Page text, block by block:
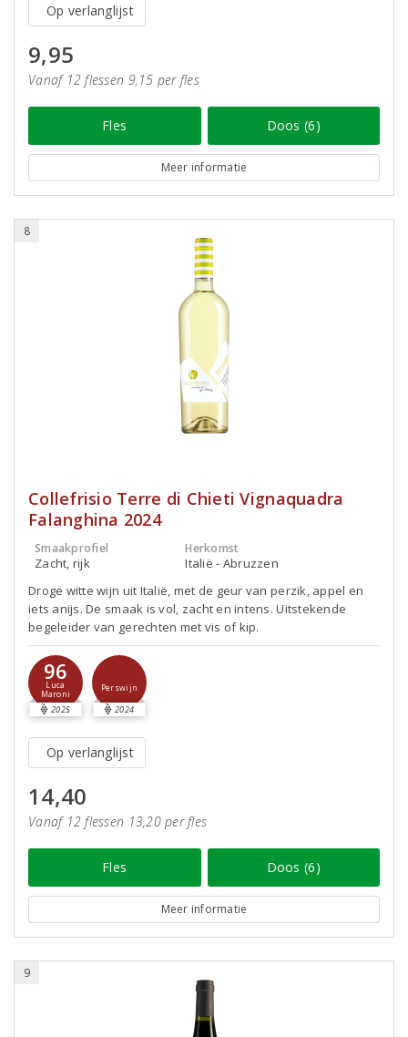
Op verlanglijst
9,95
Vanaf 12 flessen 9,15 per fles
Fles Doos (6)
Meer informatie
8
Collefrisio Terre di Chieti Vignaquadra
Falanghina 2024
Smaakprofiel
Zacht, rijk
Herkomst
Italië - Abruzzen
Droge witte wijn uit Italië, met de geur van perzik, appel en
iets anijs. De smaak is vol, zacht en intens. Uitstekende
begeleider van gerechten met vis of kip.
96
Luca
Maroni
2025
Perswijn
2024
Op verlanglijst
14,40
Vanaf 12 flessen 13,20 per fles
Fles Doos (6)
Meer informatie
9